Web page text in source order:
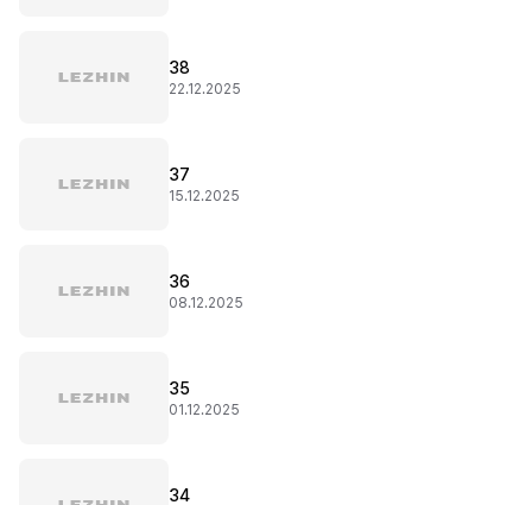
38
22.12.2025
37
15.12.2025
36
08.12.2025
35
01.12.2025
34